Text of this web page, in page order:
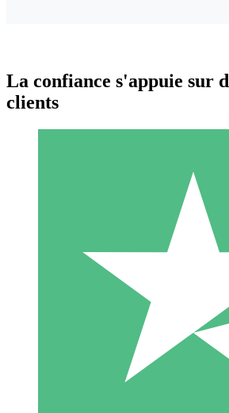
Packs de Crédits
Payez à l'utilisation avec des crédits de
1 Téléchargement
10 00
La confiance s'appuie sur
clients